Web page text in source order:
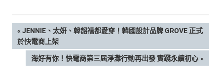
文PREVIOUS
POST:
JENNIE、太妍、韓韶禧都愛穿！韓國設計品牌 GROVE 正式
於快電商上架
NEXT
POST:
海好有你！快電商第三屆淨灘行動再出發 實踐永續初心